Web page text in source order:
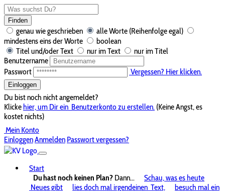
Finden
genau wie geschrieben
alle Worte (Reihenfolge egal)
mindestens eins der Worte
boolean
Titel und/oder Text
nur im Text
nur im Titel
Benutzername
Passwort
Vergessen? Hier klicken.
Einloggen
Du bist noch nicht angemeldet?
Klickehier, um Dir ein Benutzerkonto zu erstellen. (Keine Angst, es
kostet nichts)
Mein Konto
EinloggenAnmelden Passwort vergessen?
Start
Du hast noch keinen Plan? Dann...
Schau, was es heute
Neues gibt
lies doch mal irgendeinen Text,
besuch mal ein